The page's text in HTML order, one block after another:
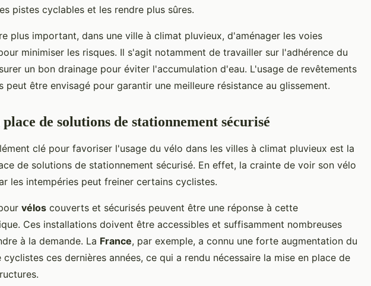
pistes cyclables et les rendre plus sûres.
plus important, dans une ville à climat pluvieux, d'aménager les voies
minimiser les risques. Il s'agit notamment de travailler sur l'adhérence du
un bon drainage pour éviter l'accumulation d'eau. L'usage de revêtements
peut être envisagé pour garantir une meilleure résistance au glissement.
de solutions de stationnement sécurisé
clé pour favoriser l'usage du vélo dans les villes à climat pluvieux est la
de solutions de stationnement sécurisé. En effet, la crainte de voir son vélo
les intempéries peut freiner certains cyclistes.
vélos couverts et sécurisés peuvent être une réponse à cette
Ces installations doivent être accessibles et suffisamment nombreuses
à la demande. La France, par exemple, a connu une forte augmentation du
cyclistes ces dernières années, ce qui a rendu nécessaire la mise en place de